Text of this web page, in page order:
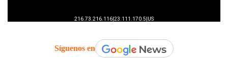
Síguenos en